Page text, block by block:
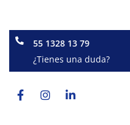
55 1328 13 79
¿Tienes una duda?
Facebook-
f
Instagram
Linkedin-